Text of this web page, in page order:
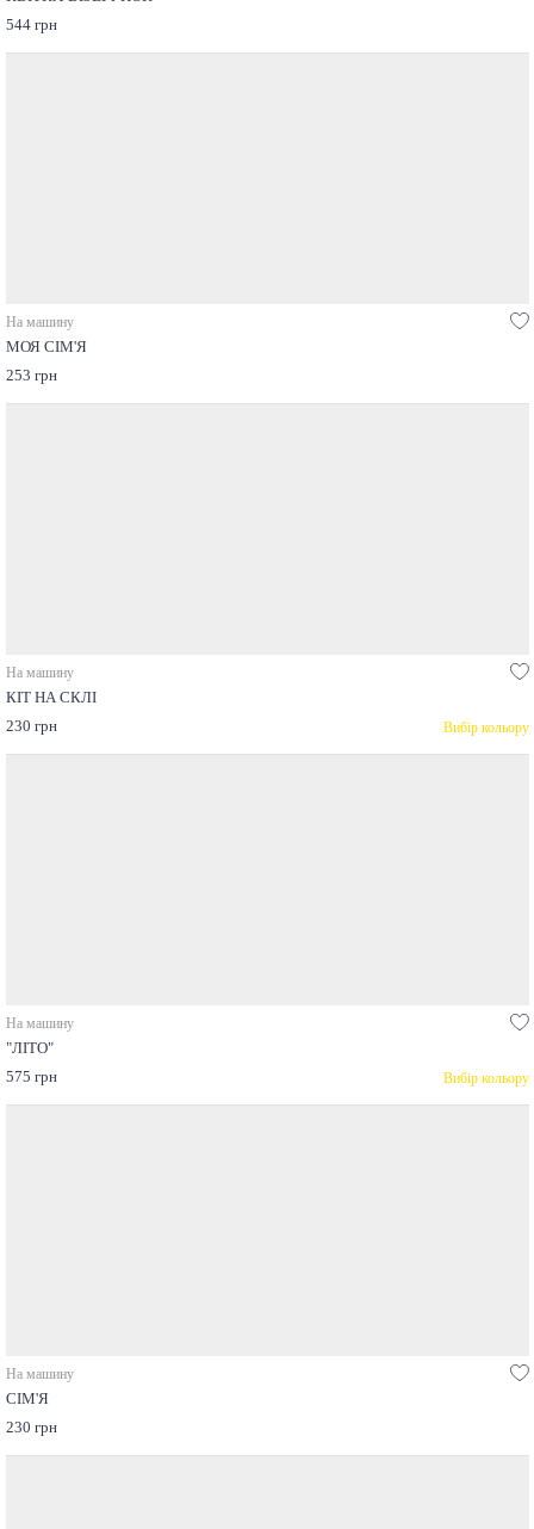
544 грн
На машину
МОЯ СІМ'Я
253 грн
На машину
КІТ НА СКЛІ
230 грн
Вибір кольору
На машину
"ЛІТО"
575 грн
Вибір кольору
На машину
СІМ'Я
230 грн